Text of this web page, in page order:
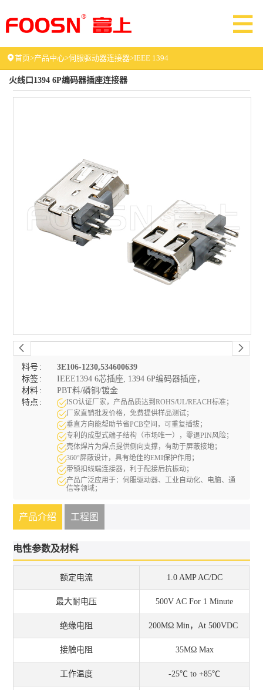
首页>产品中心>伺服驱动器连接器>IEEE 1394
火线口1394 6P编码器插座连接器
料号
3E106-1230,534600639
标签
IEEE1394 6芯插座, 1394 6P编码器插座，
材料
PBT料/磷铜/镀金
特点
ISO认证厂家，产品品质达到ROHS/UL/REACH标准；
厂家直销批发价格，免费提供样品测试；
垂直方向能帮助节省PCB空间，
可重复插拔；
专利 的成型式端子结构（市场唯一），零退PIN风险；
壳体焊片为焊点提供侧向支撑，有助于屏蔽接地；
360°屏蔽设计，具有绝佳的EMI保护作用；
带锁扣线端连接器，利于配接后抗振动；
产品广泛应用于：伺服驱动器、工业自动化、电脑、通
信等领域；
产品介绍 工程图
电性参数及材料
额定电流 1.0 AMP AC/DC
最大耐电压 500V AC For 1 Minute
绝缘电阻 200MΩ Min，At 500VDC
接触电阻 35MΩ Max
工作温度 -25℃ to +85℃